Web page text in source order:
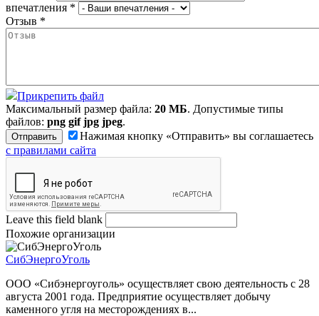
впечатления *
Отзыв *
Прикрепить файл
Максимальный размер файла: 20 МБ. Допустимые типы
файлов: png gif jpg jpeg.
Нажимая кнопку «Отправить» вы соглашаетесь
с правилами сайта
Leave this field blank
Похожие организации
СибЭнергоУголь
ООО «Сибэнергоуголь» осуществляет свою деятельность с 28
августа 2001 года. Предприятие осуществляет добычу
каменного угля на месторождениях в...